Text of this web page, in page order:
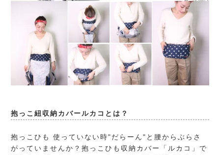
抱っこ紐収納カバールカコとは？
抱っこひも 使っていない時"だらーん"と腰からぶらさ
がっていませんか？抱っこひも収納カバー「ルカコ」で